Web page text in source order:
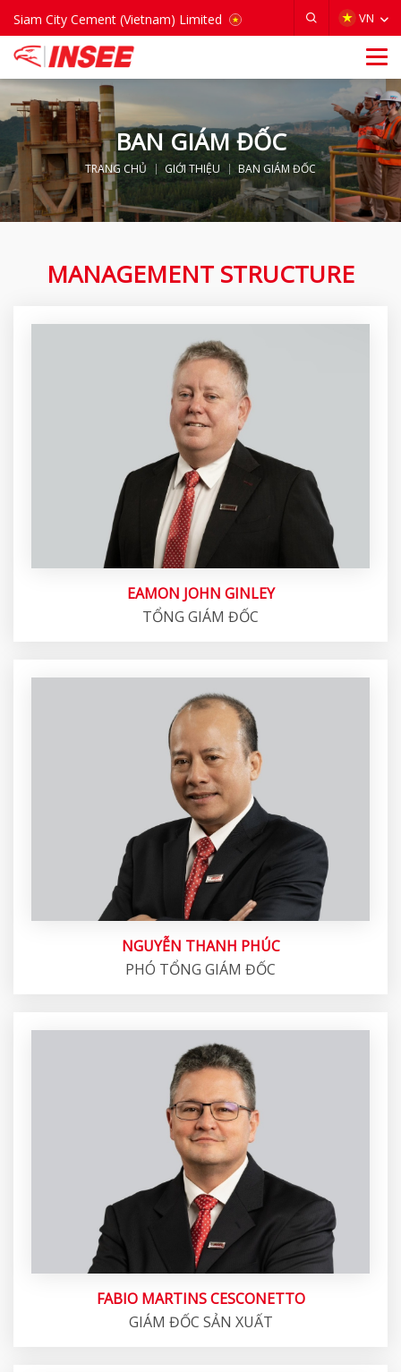
Siam City Cement (Vietnam) Limited VN
BAN GIÁM ĐỐC
TRANG CHỦ GIỚI THIỆU BAN GIÁM ĐỐC
MANAGEMENT STRUCTURE
EAMON JOHN GINLEY
TỔNG GIÁM ĐỐC
NGUYỄN THANH PHÚC
PHÓ TỔNG GIÁM ĐỐC
FABIO MARTINS CESCONETTO
GIÁM ĐỐC SẢN XUẤT